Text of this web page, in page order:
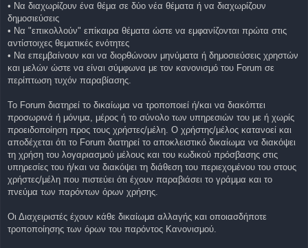
• Να διαχωρίζουν ένα θέμα σε δύο νέα θέματα ή να διαχωρίζουν
δημοσιεύσεις
• Να "επικολλούν" επίκαιρα θέματα ώστε να εμφανίζονται πρώτα στις
αντίστοιχες θεματικές ενότητες
• Να επεμβαίνουν και να διορθώνουν μηνύματα ή δημοσιεύσεις χρηστών
και μελών ώστε να είναι σύμφωνα με τον κανονισμό του Forum σε
περίπτωση τυχόν παραβίασης.
Το Forum διατηρεί το δικαίωμα να τροποποιεί ή/και να διακόπτει
προσωρινά ή μόνιμα, μέρος ή το σύνολο των υπηρεσιών του με ή χωρίς
προειδοποίηση προς τους χρήστες/μέλη. O χρήστης/μέλος κατανοεί και
αποδέχεται ότι το Forum διατηρεί το αποκλειστικό δικαίωμα να διακόψει
τη χρήση του λογαριασμού μέλους και του κωδικού πρόσβασης στις
υπηρεσίες του ή/και να διακόψει τη διάθεση του περιεχομένου του στους
χρήστες/μέλη που πιστεύει ότι έχουν παραβιάσει το γράμμα και το
πνεύμα των παρόντων όρων χρήσης.
Οι Διαχειριστές έχουν κάθε δικαίωμα αλλαγής και οποιασδήποτε
τροποποίησης των όρων του παρόντος Κανονισμού.